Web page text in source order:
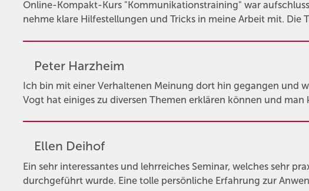
Online-Kompakt-Kurs "Kommunikationstraining" war
nehme klare Hilfestellungen und Tricks in meine Arbeit mit. Die
Peter Harzheim
Ich bin mit einer Verhaltenen Meinung dort hin gegangen und
Vogt hat einiges zu diversen Themen erklären können und man
Ellen Deihof
Ein sehr interessantes und lehrreiches Seminar, welches sehr
durchgeführt wurde. Eine tolle persönliche Erfahrung zur